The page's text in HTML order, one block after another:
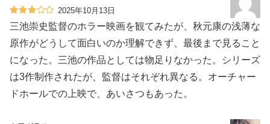
2025年10月13日
三池崇史監督のホラー映画を観てみたが、秋元康の浅薄な
原作がどうして面白いのか理解できず、最後まで見ること
になった。三池の作品としては物足りなかった。シリーズ
は3作制作されたが、監督はそれぞれ異なる。オーチャー
ドホールでの上映で、あいさつもあった。